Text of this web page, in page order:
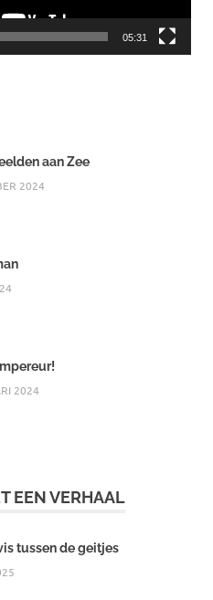
05:31
aan Zee
2024
2024
EEN VERHAAL
tussen de geitjes